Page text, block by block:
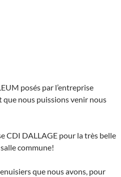
posés par l’entreprise
que nous puissions venir nous
CDI DALLAGE pour la très belle
commune!
que nous avons, pour